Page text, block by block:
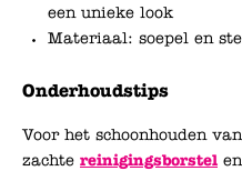
een unieke look
Materiaal: soepel en
Onderhoudstips
Voor het schoonhouden
zachte reinigingsborstel